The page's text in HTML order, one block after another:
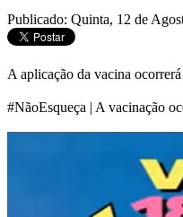
Publicado: Quinta, 12 de
A aplicação da vacina
#NãoEsqueça | A vacinação